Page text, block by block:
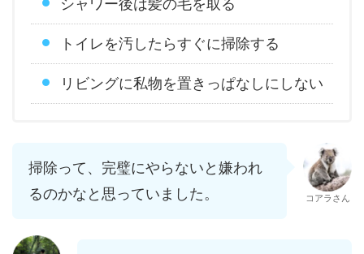
トイレを汚したらすぐに掃除する
リビングに私物を置きっぱなしにしない
掃除って、完璧にやらないと嫌われ
るのかなと思っていました。
コアラさん